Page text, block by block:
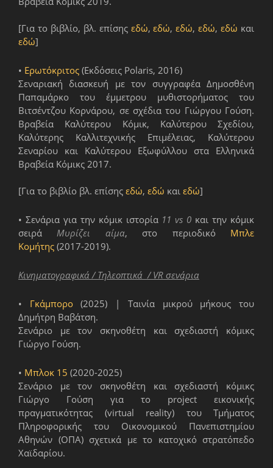
[Για το βιβλίο, βλ. επίσης εδώ,εδώ,εδώ,εδώ,εδώ και
εδώ]
• Ερωτόκριτος (Εκδόσεις Polaris, 2016)
Σεναριακή διασκευή με τον συγγραφέα Δημοσθένη
Παπαμάρκο του έμμετρου μυθιστορήματος του
Βιτσέντζου Κορνάρου, σε σχέδια του Γιώργου Γούση.
Βραβεία Καλύτερου Κόμικ, Καλύτερου Σχεδίου,
Καλύτερης Καλλιτεχνικής Επιμέλειας, Καλύτερου
Σεναρίου και Καλύτερου Εξωφύλλου στα Ελληνικά
Βραβεία Κόμικς 2017.
[Για το βιβλίο βλ. επίσης εδώ, εδώ και εδώ]
• Σενάρια για την κόμικ ιστορία 11 vs 0 και την κόμικ
σειρά Μυρίζει αίμα, στο περιοδικό Μπλε
Κομήτης (2017-2019).
Κινηματογραφικά / Τηλεοπτικά / VR σενάρια
• Γκάμπορο(2025) | Ταινία μικρού μήκους του
Δημήτρη Βαβάτση.
Σενάριο με τον σκηνοθέτη και σχεδιαστή κόμικς
Γιώργο Γούση.
• Μπλοκ 15 (2020-2025)
Σενάριο με τον σκηνοθέτη και σχεδιαστή κόμικς
Γιώργο Γούση για το project εικονικής
πραγματικότητας (virtual reality) του Τμήματος
Πληροφορικής του Οικονομικού Πανεπιστημίου
Αθηνών (ΟΠΑ) σχετικά με το κατοχικό στρατόπεδο
Χαϊδαρίου.